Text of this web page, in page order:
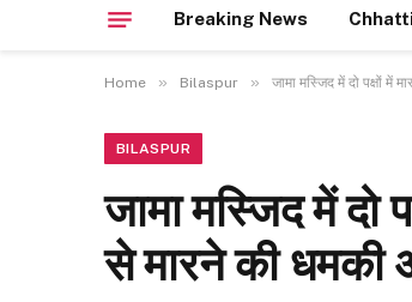
Breaking News
Home » Bilaspur » जामा मस्जिद में दो पक्षों में
BILASPUR
जामा मस्जिद में दो
से मारने की धमकी